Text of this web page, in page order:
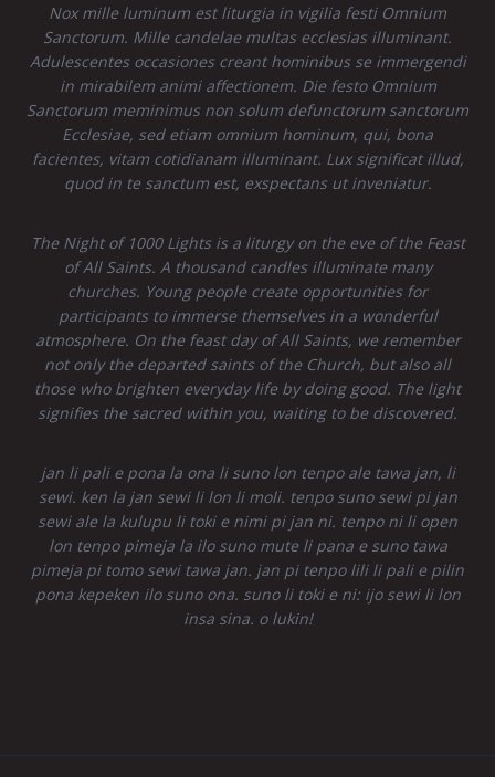
Nox mille luminum est liturgia in vigilia festi Omnium
Sanctorum. Mille candelae multas ecclesias illuminant.
Adulescentes occasiones creant hominibus se immergendi
in mirabilem animi affectionem. Die festo Omnium
Sanctorum meminimus non solum defunctorum sanctorum
Ecclesiae, sed etiam omnium hominum, qui, bona
facientes, vitam cotidianam illuminant. Lux significat illud,
quod in te sanctum est, exspectans ut inveniatur.
The Night of 1000 Lights is a liturgy on the eve of the Feast
of All Saints. A thousand candles illuminate many
churches. Young people create opportunities for
participants to immerse themselves in a wonderful
atmosphere. On the feast day of All Saints, we remember
not only the departed saints of the Church, but also all
those who brighten everyday life by doing good. The light
signifies the sacred within you, waiting to be discovered.
jan li pali e pona la ona li suno lon tenpo ale tawa jan, li
sewi. ken la jan sewi li lon li moli. tenpo suno sewi pi jan
sewi ale la kulupu li toki e nimi pi jan ni. tenpo ni li open
lon tenpo pimeja la ilo suno mute li pana e suno tawa
pimeja pi tomo sewi tawa jan. jan pi tenpo lili li pali e pilin
pona kepeken ilo suno ona. suno li toki e ni: ijo sewi li lon
insa sina. o lukin!